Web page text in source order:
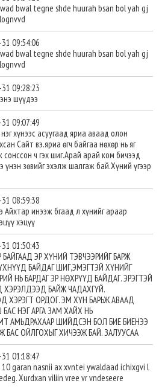
bwal tegne shde huurah bsan bol yah gj
09:54:06
bwal tegne shde huurah bsan bol yah gj
09:28:23
шүүдээ
09:07:49
хүнээс асуугаад яриа аваад олон
Сайт вэ.яриа өгч байгаа нөхөр нь яг
ч гэх шиг.Арай арай ком бичээд
үнэн зөвийг эхэлж шалгаж бай.Хүний үгээр
08:59:38
Айхтар инээж бгаад л хүнийг араар
хэцүү
01:50:43
ЭР ХҮНИЙ ТЭВЧЭЭРИЙГ БАРЖ
БАЙДАГ ШИГ,ЭМЭГТЭЙ ХҮНИЙГ
НЬ БАРДАГ ЭР НӨХРҮҮД БАЙДАГ. ЭРЭГТЭЙ
ХЭРЭЛДЭЭД БАЙЖ ЧАДАХГҮЙ.
ХЭРЭГТ ОРДОГ. ЭМ ХҮН БАРЬЖ АВААД
НЭГ АРГА ЗАМ ХАЙХ НЬ
АМЬДРАХААР ШИЙДСЭН БОЛ БИЕ БИЕНЭЭ
БАС ОЙЛГОХЫГ ХИЧЭЭЖ БАЙ. ЗАЛУУСАА
01:18:47
garan nasnii ax xvntei ywaldaad ichixgvi l
Xurdxan viliin vree vr vndeseere